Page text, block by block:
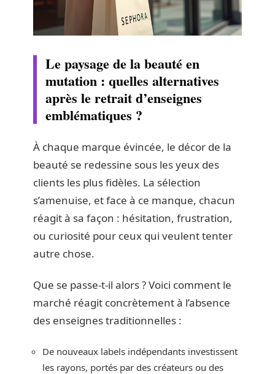
Le paysage de la beauté en
mutation : quelles alternatives
après le retrait d’enseignes
emblématiques ?
À chaque marque évincée, le décor de la
beauté se redessine sous les yeux des
clients les plus fidèles. La sélection
s’amenuise, et face à ce manque, chacun
réagit à sa façon : hésitation, frustration,
ou curiosité pour ceux qui veulent tenter
autre chose.
Que se passe-t-il alors ? Voici comment le
marché réagit concrètement à l’absence
des enseignes traditionnelles :
De nouveaux labels indépendants investissent
les rayons, portés par des créateurs ou des